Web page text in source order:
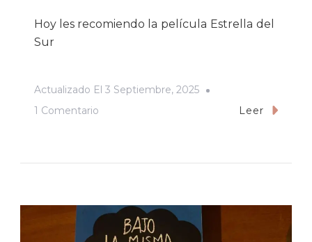
Hoy les recomiendo la película Estrella del
Sur
Actualizado El 3 Septiembre, 2025
1 Comentario
Película
Estrella
Leer